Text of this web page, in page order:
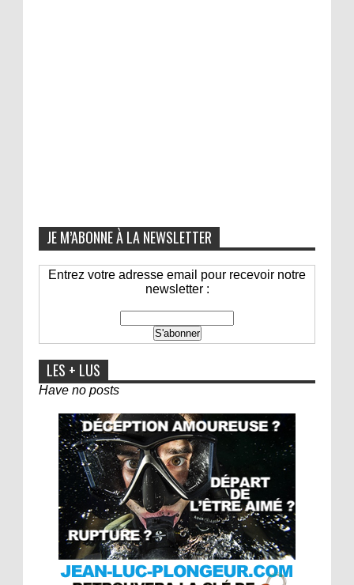
JE M’ABONNE À LA NEWSLETTER
Entrez votre adresse email pour recevoir notre
newsletter :
LES + LUS
Have no posts